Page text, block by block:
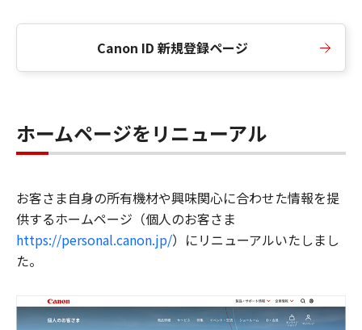
Canon ID 新規登録ページ
ホームページをリニューアル
お客さま自身の所有機材や興味関心に合わせた情報を提
供するホームページ（個人のお客さま
https://personal.canon.jp/）にリニューアルいたしまし
た。